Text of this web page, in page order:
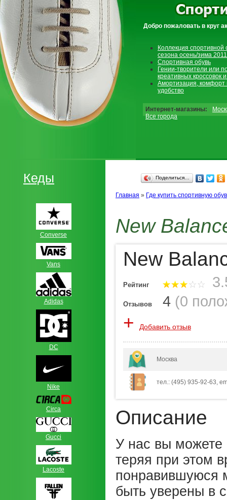
Добро пожаловать в круг
Коллекция спортивной
сезона осень/зима 2011
Спортивная обувь
Гении-творители или
креативных кроссовок
Амортизация, комфорт
удобство
Интернет-магазины:
Все города
Кеды
Сonverse
Vans
Adidas
DC
Nike
Circa
Gucci
Lacoste
Поделиться…
Главная » Где купить спортивную
New
New
Рейтинг
Отзывов 4 (0
+ Добавить отзыв
Москва
тел.: (495) 935-92-63,
Описание
У нас вы можете
теряя при этом
понравившуюся
быть уверены в